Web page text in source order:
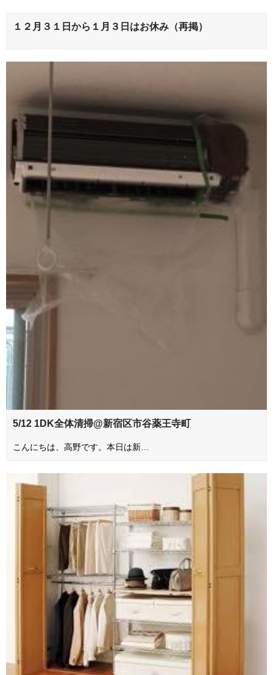
１２月３１日から１月３日はお休み（再掲）
5/12 1DK全体清掃@新宿区市谷薬王寺町
こんにちは、高野です。本日は新…